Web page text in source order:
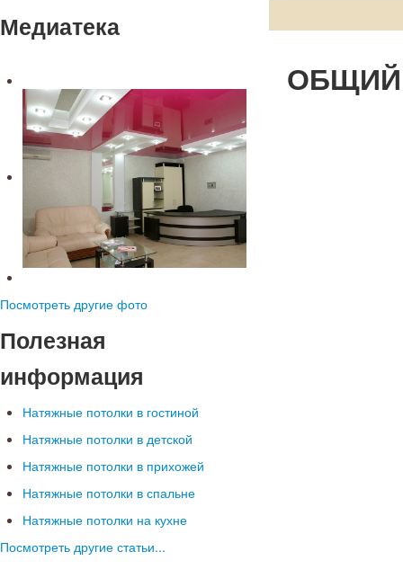
Медиатека
Посмотреть другие фото
Полезная
информация
Натяжные потолки в гостиной
Натяжные потолки в детской
Натяжные потолки в прихожей
Натяжные потолки в спальне
Натяжные потолки на кухне
Посмотреть другие статьи...
ОБЩИЙ